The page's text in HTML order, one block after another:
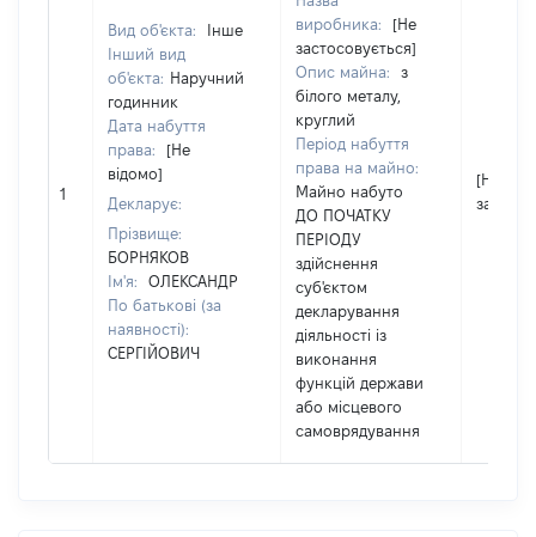
1
Вид об'єкта:
Інше
Інший вид
об'єкта: Наручний
годинник
Дата набуття
права:
[Не
відомо]
Декларує:
Прізвище:
БОРНЯКОВ
Ім'я:
ОЛЕКСАНДР
По батькові (за
наявності):
СЕРГІЙОВИЧ
виробника:
[Не
застосовується]
Опис майна:
з
білого металу,
круглий
Період набуття
права на майно:
Майно набуто
ДО ПОЧАТКУ
ПЕРІОДУ
здійснення
суб'єктом
декларування
діяльності із
виконання
функцій держави
або місцевого
самоврядування
[Не